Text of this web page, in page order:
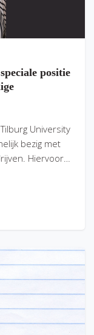
positie
University
bezig met
Hiervoor…